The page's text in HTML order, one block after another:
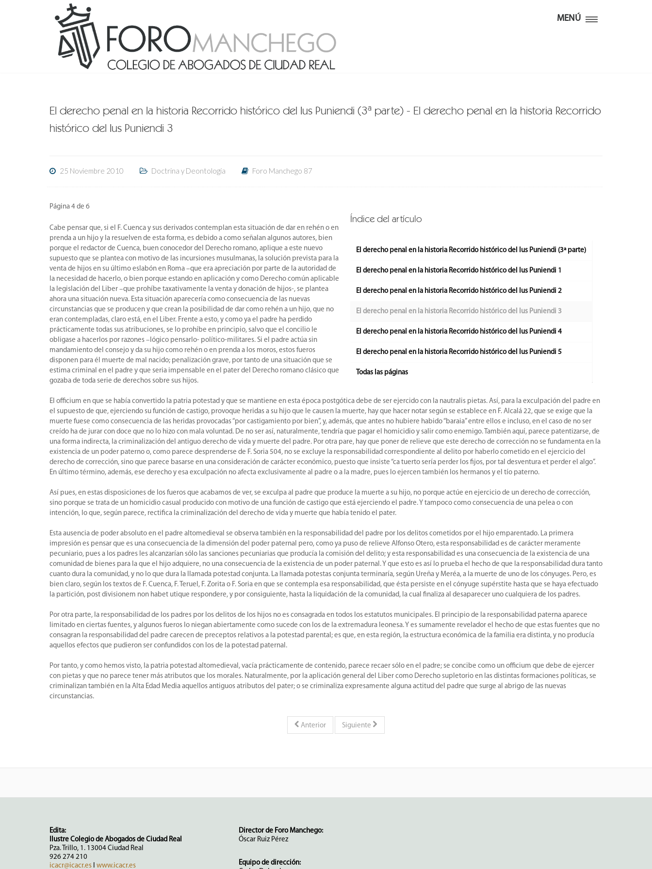
MENÚ
El derecho penal en la historia Recorrido histórico del Ius Puniendi (3ª parte) - El derecho penal en la historia Recorrido
histórico del Ius Puniendi 3
25 Noviembre 2010 Doctrina y Deontología Foro Manchego 87
Índice del artículo
El derecho penal en la historia Recorrido histórico del Ius Puniendi (3ª parte)
El derecho penal en la historia Recorrido histórico del Ius Puniendi 1
El derecho penal en la historia Recorrido histórico del Ius Puniendi 2
El derecho penal en la historia Recorrido histórico del Ius Puniendi 3
El derecho penal en la historia Recorrido histórico del Ius Puniendi 4
El derecho penal en la historia Recorrido histórico del Ius Puniendi 5
Todas las páginas
Página 4 de 6
Cabe pensar que, si el F. Cuenca y sus derivados contemplan esta situación de dar en rehén o en
prenda a un hijo y la resuelven de esta forma, es debido a como señalan algunos autores, bien
porque el redactor de Cuenca, buen conocedor del Derecho romano, aplique a este nuevo
supuesto que se plantea con motivo de las incursiones musulmanas, la solución prevista para la
venta de hijos en su último eslabón en Roma –que era apreciación por parte de la autoridad de
la necesidad de hacerlo, o bien porque estando en aplicación y como Derecho común aplicable
la legislación del Liber –que prohíbe taxativamente la venta y donación de hijos-, se plantea
ahora una situación nueva. Esta situación aparecería como consecuencia de las nuevas
circunstancias que se producen y que crean la posibilidad de dar como rehén a un hijo, que no
eran contempladas, claro está, en el Liber. Frente a esto, y como ya el padre ha perdido
prácticamente todas sus atribuciones, se lo prohíbe en principio, salvo que el concilio le
obligase a hacerlos por razones –lógico pensarlo- político-militares. Si el padre actúa sin
mandamiento del consejo y da su hijo como rehén o en prenda a los moros, estos fueros
disponen para él muerte de mal nacido; penalización grave, por tanto de una situación que se
estima criminal en el padre y que seria impensable en el pater del Derecho romano clásico que
gozaba de toda serie de derechos sobre sus hijos.
El officium en que se había convertido la patria potestad y que se mantiene en esta época postgótica debe de ser ejercido con la nautralis pietas. Así, para la exculpación del padre en
el supuesto de que, ejerciendo su función de castigo, provoque heridas a su hijo que le causen la muerte, hay que hacer notar según se establece en F. Alcalá 22, que se exige que la
muerte fuese como consecuencia de las heridas provocadas “por castigamiento por bien”, y, además, que antes no hubiere habido “baraia” entre ellos e incluso, en el caso de no ser
creído ha de jurar con doce que no lo hizo con mala voluntad. De no ser así, naturalmente, tendría que pagar el homicidio y salir como enemigo. También aquí, parece patentizarse, de
una forma indirecta, la criminalización del antiguo derecho de vida y muerte del padre. Por otra pare, hay que poner de relieve que este derecho de corrección no se fundamenta en la
existencia de un poder paterno o, como parece desprenderse de F. Soria 504, no se excluye la responsabilidad correspondiente al delito por haberlo cometido en el ejercicio del
derecho de corrección, sino que parece basarse en una consideración de carácter económico, puesto que insiste “ca tuerto sería perder los fijos, por tal desventura et perder el algo”.
En último término, además, ese derecho y esa exculpación no afecta exclusivamente al padre o a la madre, pues lo ejercen también los hermanos y el tío paterno.
Así pues, en estas disposiciones de los fueros que acabamos de ver, se exculpa al padre que produce la muerte a su hijo, no porque actúe en ejercicio de un derecho de corrección,
sino porque se trata de un homicidio casual producido con motivo de una función de castigo que está ejerciendo el padre. Y tampoco como consecuencia de una pelea o con
intención, lo que, según parece, rectifica la criminalización del derecho de vida y muerte que había tenido el pater.
Esta ausencia de poder absoluto en el padre altomedieval se observa también en la responsabilidad del padre por los delitos cometidos por el hijo emparentado. La primera
impresión es pensar que es una consecuencia de la dimensión del poder paternal pero, como ya puso de relieve Alfonso Otero, esta responsabilidad es de carácter meramente
pecuniario, pues a los padres les alcanzarían sólo las sanciones pecuniarias que producía la comisión del delito; y esta responsabilidad es una consecuencia de la existencia de una
comunidad de bienes para la que el hijo adquiere, no una consecuencia de la existencia de un poder paternal. Y que esto es así lo prueba el hecho de que la responsabilidad dura tanto
cuanto dura la comunidad, y no lo que dura la llamada potestad conjunta. La llamada potestas conjunta terminaría, según Ureña y Meréa, a la muerte de uno de los cónyuges. Pero, es
bien claro, según los textos de F. Cuenca, F. Teruel, F. Zorita o F. Soria en que se contempla esa responsabilidad, que ésta persiste en el cónyuge supérstite hasta que se haya efectuado
la partición, post divisionem non habet utique respondere, y por consiguiente, hasta la liquidación de la comunidad, la cual finaliza al desaparecer uno cualquiera de los padres.
Por otra parte, la responsabilidad de los padres por los delitos de los hijos no es consagrada en todos los estatutos municipales. El principio de la responsabilidad paterna aparece
limitado en ciertas fuentes, y algunos fueros lo niegan abiertamente como sucede con los de la extremadura leonesa. Y es sumamente revelador el hecho de que estas fuentes que no
consagran la responsabilidad del padre carecen de preceptos relativos a la potestad parental; es que, en esta región, la estructura económica de la familia era distinta, y no producía
aquellos efectos que pudieron ser confundidos con los de la potestad paternal.
Por tanto, y como hemos visto, la patria potestad altomedieval, vacía prácticamente de contenido, parece recaer sólo en el padre; se concibe como un officium que debe de ejercer
con pietas y que no parece tener más atributos que los morales. Naturalmente, por la aplicación general del Liber como Derecho supletorio en las distintas formaciones políticas, se
criminalizan también en la Alta Edad Media aquellos antiguos atributos del pater; o se criminaliza expresamente alguna actitud del padre que surge al abrigo de las nuevas
circunstancias.
Anterior Siguiente
Edita:
Ilustre Colegio de Abogados de Ciudad Real
Pza. Trillo, 1. 13004 Ciudad Real
926 274 210
icacr@icacr.es
www.icacr.es
Director de Foro Manchego:
Óscar Ruiz Pérez
Equipo de dirección: